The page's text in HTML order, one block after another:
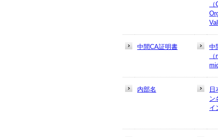
中間CA証明書
中
内部名
ン
イ